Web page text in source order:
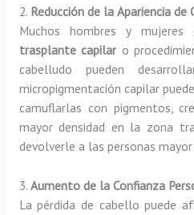
2. Reducción de la Apariencia de
Muchos hombres y
trasplante capilaro
cabelludo pueden
micropigmentación capilar
camuflarlas con pigmentos,
mayor densidad en la zona
devolverle a las personas
3. Aumento de la Confianza
La pérdida de cabello puede